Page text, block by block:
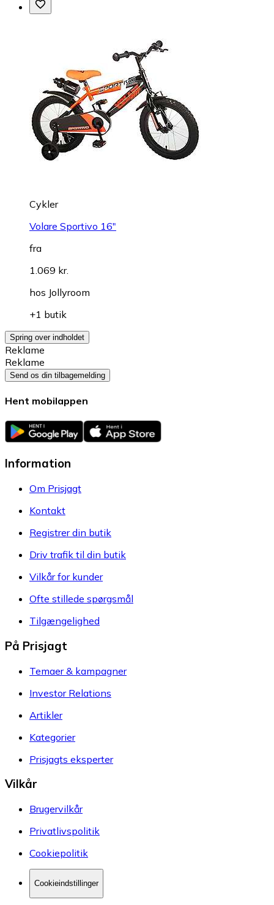
Cykler
Volare Sportivo 16"
fra
1.069 kr.
hos Jollyroom
+1 butik
Spring over indholdet
Reklame
Reklame
Send os din tilbagemelding
Hent mobilappen
Information
Om Prisjagt
Kontakt
Registrer din butik
Driv trafik til din butik
Vilkår for kunder
Ofte stillede spørgsmål
Tilgængelighed
På Prisjagt
Temaer & kampagner
Investor Relations
Artikler
Kategorier
Prisjagts eksperter
Vilkår
Brugervilkår
Privatlivspolitik
Cookiepolitik
Cookieindstillinger